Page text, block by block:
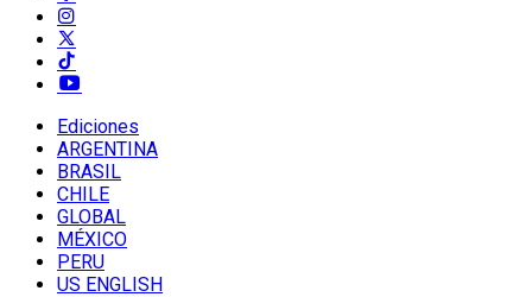
Ediciones
ARGENTINA
BRASIL
CHILE
GLOBAL
MÉXICO
PERU
US ENGLISH